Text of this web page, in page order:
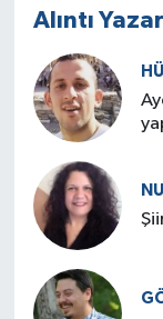
Alıntı